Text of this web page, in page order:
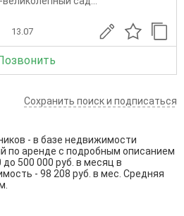
13.07
Сохранить поиск и подписаться
- в базе недвижимости
по аренде с подробным описанием
до 500 000 руб. в месяц в
- 98 208 руб. в мес. Средняя